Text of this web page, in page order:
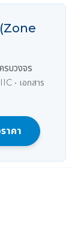
(Zone
บวงจร
• เอกสาร
าคา